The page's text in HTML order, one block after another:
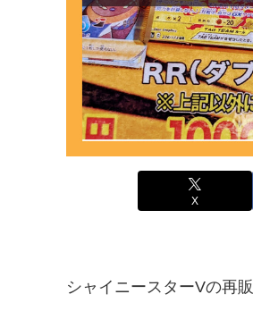
X
シャイニースターVの再